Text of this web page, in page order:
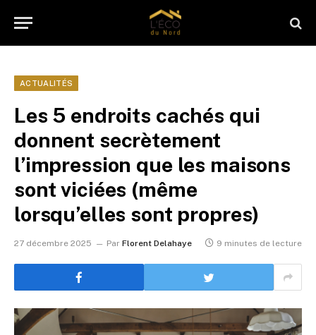
ACTUALITÉS
Les 5 endroits cachés qui
donnent secrètement
l’impression que les maisons
sont viciées (même
lorsqu’elles sont propres)
27 décembre 2025 Par Florent Delahaye 9 minutes de lecture